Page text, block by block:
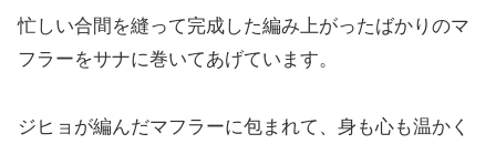
忙しい合間を縫って完成した編み上がったばかりのマ
フラーをサナに巻いてあげています。
ジヒョが編んだマフラーに包まれて、身も心も温かく